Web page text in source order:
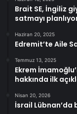
Brait SE, İngiliz
satmayı
Haziran 20, 2025
Edremit’te Aile
Temmuz 13, 2025
Ekrem
hakkında ilk
Nisan 20, 2026
İsrail Lübnan’da